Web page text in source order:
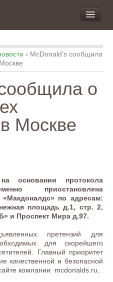
› McDonald's сообщила
о
Москве
основании протокола
приостановлена
«Макдоналдс» по адресам:
площадь д.1, стр. 2,
и Проспект Мира д.97.
претензий для
для скорейшего
Главный приоритет
качественной и безопасной
компании mcdonalds.ru.